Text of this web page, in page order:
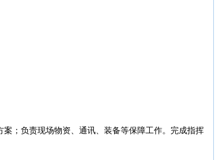
案；负责现场物资、通讯、装备等保障工作。完成指挥